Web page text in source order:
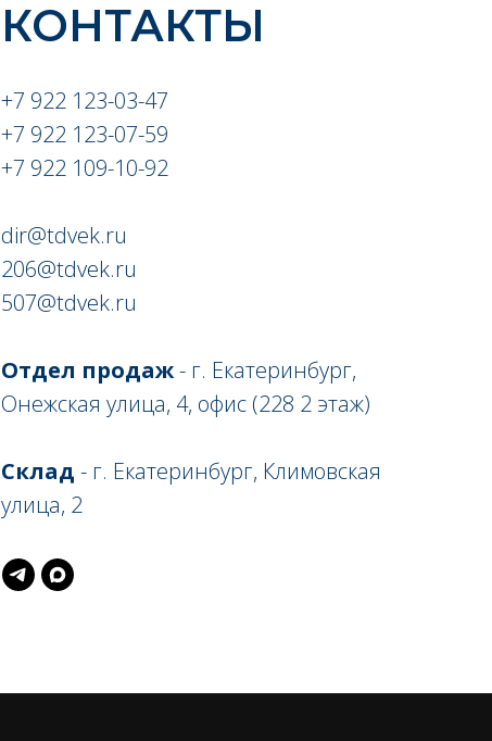
КОНТАКТЫ
+7 922 123-03-47
+7 922 123-07-59
+7 922 109-10-92
dir@tdvek.ru
206@tdvek.ru
507@tdvek.ru
Отдел продаж- г. Екатеринбург,
Онежская улица, 4, офис (228 2 этаж)
Склад - г. Екатеринбург, Климовская
улица, 2